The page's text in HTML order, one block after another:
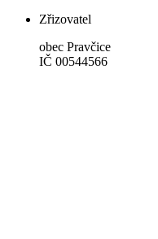
Zřizovatel
obec Pravčice
IČ 00544566